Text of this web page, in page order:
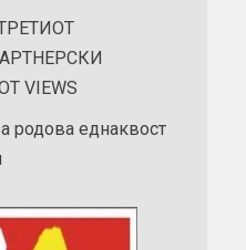
VIEWS
еднаквост